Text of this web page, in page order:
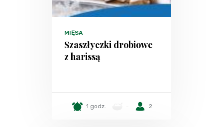
MIĘSA
Szaszłyczki drobiowe
z harissą
1 godz. 2